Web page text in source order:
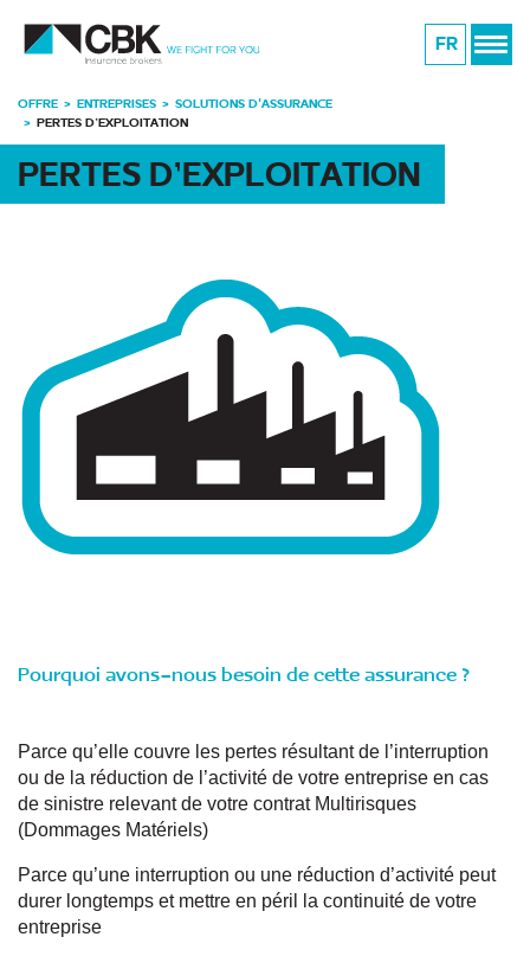
FR
OFFRE ENTREPRISES
SOLUTIONS D'ASSURANCE
PERTES D’EXPLOITATION
PERTES D’EXPLOITATION
Pourquoi avons-nous besoin de cette assurance ?
Parce qu’elle couvre les pertes résultant de l’interruption
ou de la réduction de l’activité de votre entreprise en cas
de sinistre relevant de votre contrat Multirisques
(Dommages Matériels)
Parce qu’une interruption ou une réduction d’activité peut
durer longtemps et mettre en péril la continuité de votre
entreprise